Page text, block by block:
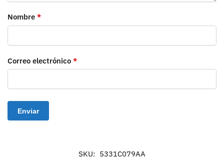
Nombre *
Correo electrónico *
SKU: 5331C079AA